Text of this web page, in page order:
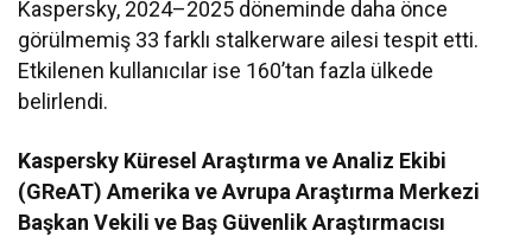
Kaspersky, 2024–2025 döneminde daha önce
görülmemiş 33 farklı stalkerware ailesi tespit etti.
Etkilenen kullanıcılar ise 160’tan fazla ülkede
belirlendi.
Kaspersky Küresel Araştırma ve Analiz Ekibi
(GReAT) Amerika ve Avrupa Araştırma Merkezi
Başkan Vekili ve Baş Güvenlik Araştırmacısı